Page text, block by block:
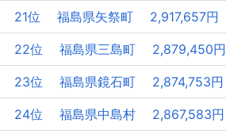
21位 福島県矢祭町 2,917,657円
22位 福島県三島町 2,879,450円
23位 福島県鏡石町 2,874,753円
24位 福島県中島村 2,867,583円